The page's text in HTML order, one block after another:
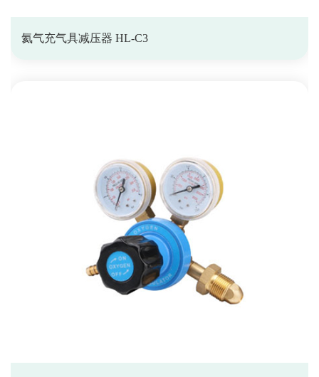
氦气充气具减压器 HL-C3